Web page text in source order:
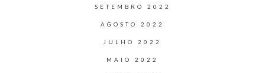
SETEMBRO 2022
AGOSTO 2022
JULHO 2022
MAIO 2022